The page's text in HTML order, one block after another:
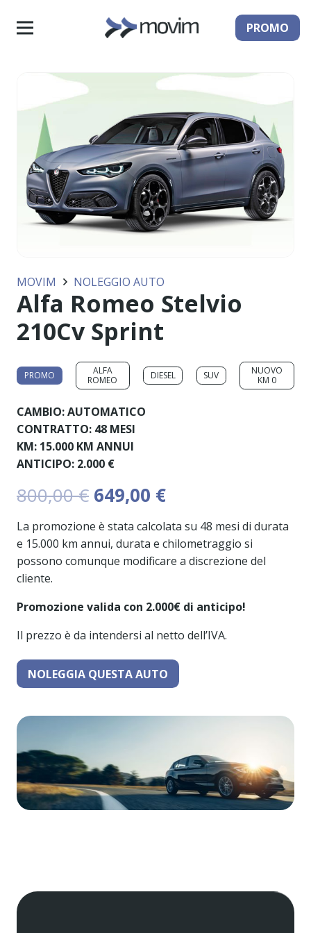
PROMO
MOVIM NOLEGGIO AUTO
Alfa Romeo Stelvio
210Cv Sprint
PROMO
ALFA
ROMEO
DIESEL SUV
NUOVO
KM 0
CAMBIO:AUTOMATICO
CONTRATTO: 48 MESI
KM: 15.000 KM ANNUI
ANTICIPO: 2.000 €
800,00€ Il
prezzo
originale
era:
800,00 €.
649,00 €Il
attuale
è:
649,00 €.
La promozione è stata calcolata su 48 mesi di durata
e 15.000 km annui, durata e chilometraggio si
possono comunque modificare a discrezione del
cliente.
Promozione valida con 2.000€ di anticipo!
Il prezzo è da intendersi al netto dell’IVA.
NOLEGGIA QUESTA AUTO